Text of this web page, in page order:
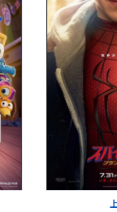
チケ
下記リンクより、
上映スケジュ
ただくと、オペレー